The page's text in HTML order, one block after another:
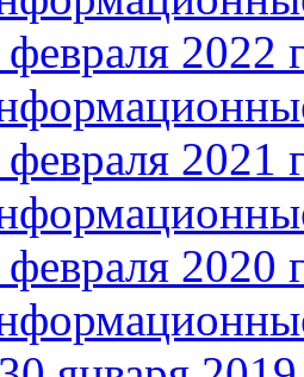
2022
2021
2020